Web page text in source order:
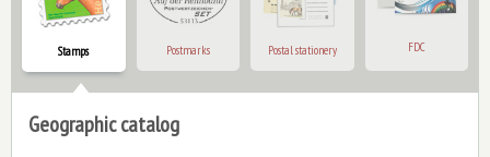
Stamps Postmarks Postal stationery FDC
Geographic catalog